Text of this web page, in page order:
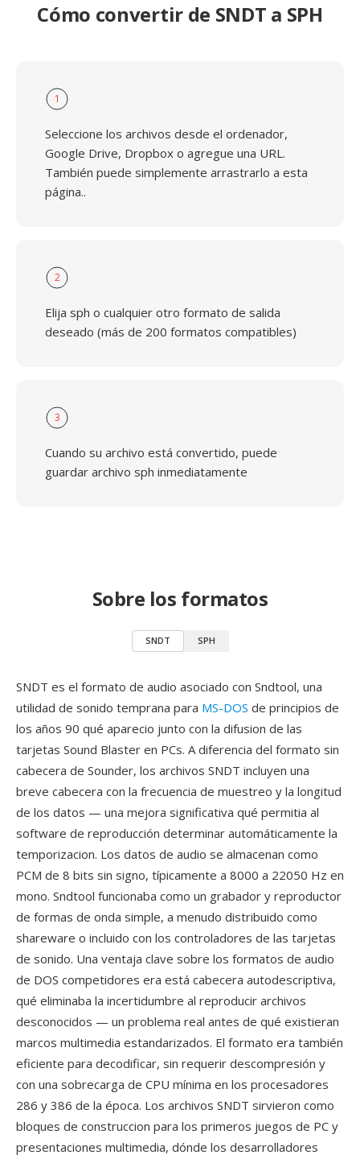
Cómo convertir de SNDT a SPH
1
Seleccione los archivos desde el ordenador,
Google Drive, Dropbox o agregue una URL.
También puede simplemente arrastrarlo a esta
página..
2
Elija sph o cualquier otro formato de salida
deseado (más de 200 formatos compatibles)
3
Cuando su archivo está convertido, puede
guardar archivo sph inmediatamente
Sobre los formatos
SNDT SPH
SNDT es el formato de audio asociado con Sndtool, una
utilidad de sonido temprana para MS-DOS de principios de
los años 90 qué aparecio junto con la difusion de las
tarjetas Sound Blaster en PCs. A diferencia del formato sin
cabecera de Sounder, los archivos SNDT incluyen una
breve cabecera con la frecuencia de muestreo y la longitud
de los datos — una mejora significativa qué permitia al
software de reproducción determinar automáticamente la
temporizacion. Los datos de audio se almacenan como
PCM de 8 bits sin signo, típicamente a 8000 a 22050 Hz en
mono. Sndtool funcionaba como un grabador y reproductor
de formas de onda simple, a menudo distribuido como
shareware o incluido con los controladores de las tarjetas
de sonido. Una ventaja clave sobre los formatos de audio
de DOS competidores era está cabecera autodescriptiva,
qué eliminaba la incertidumbre al reproducir archivos
desconocidos — un problema real antes de qué existieran
marcos multimedia estandarizados. El formato era también
eficiente para decodificar, sin requerir descompresión y
con una sobrecarga de CPU mínima en los procesadores
286 y 386 de la época. Los archivos SNDT sirvieron como
bloques de construccion para los primeros juegos de PC y
presentaciones multimedia, dónde los desarrolladores